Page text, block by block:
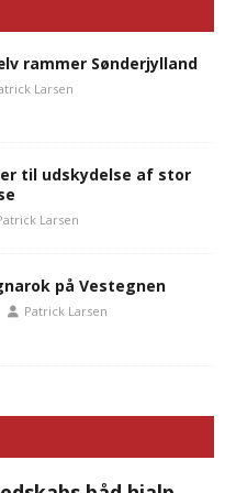
rammer Sønderjylland
Larsen
til udskydelse af stor
Larsen
på Vestegnen
Patrick Larsen